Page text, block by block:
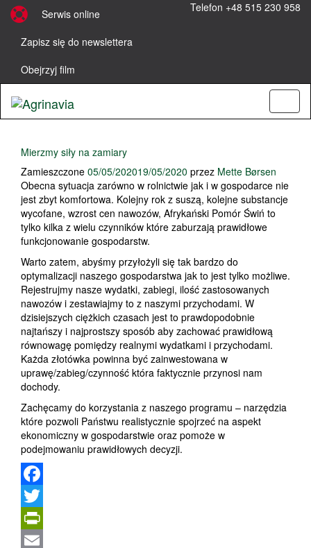
Telefon +48 515 230 958
Serwis online
Zapisz się do newslettera
Obejrzyj film
Mierzmy siły na zamiary
Zamieszczone 05/05/202019/05/2020 przez Mette Børsen
Obecna sytuacja zarówno w rolnictwie jak i w gospodarce nie
jest zbyt komfortowa. Kolejny rok z suszą, kolejne substancje
wycofane, wzrost cen nawozów, Afrykański Pomór Świń to
tylko kilka z wielu czynników które zaburzają prawidłowe
funkcjonowanie gospodarstw.
Warto zatem, abyśmy przyłożyli się tak bardzo do
optymalizacji naszego gospodarstwa jak to jest tylko możliwe.
Rejestrujmy nasze wydatki, zabiegi, ilość zastosowanych
nawozów i zestawiajmy to z naszymi przychodami. W
dzisiejszych ciężkich czasach jest to prawdopodobnie
najtańszy i najprostszy sposób aby zachować prawidłową
równowagę pomiędzy realnymi wydatkami i przychodami.
Każda złotówka powinna być zainwestowana w
uprawę/zabieg/czynność która faktycznie przynosi nam
dochody.
Zachęcamy do korzystania z naszego programu – narzędzia
które pozwoli Państwu realistycznie spojrzeć na aspekt
ekonomiczny w gospodarstwie oraz pomoże w
podejmowaniu prawidłowych decyzji.
Facebook
Twitter
PrintFriendly